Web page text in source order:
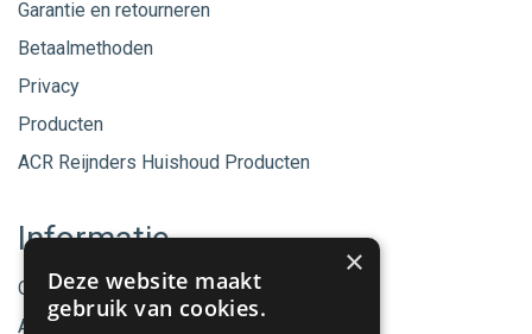
Garantie en retourneren
Betaalmethoden
Privacy
Producten
ACR Reijnders Huishoud Producten
Informatie
Onze merken
Aanbiedingen
×
Deze website maakt
gebruik van cookies.